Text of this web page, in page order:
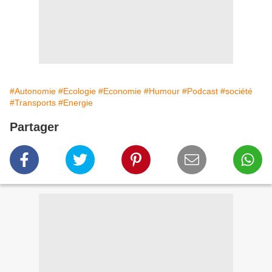
#Autonomie #Ecologie #Economie #Humour #Podcast #société
#Transports #Energie
Partager